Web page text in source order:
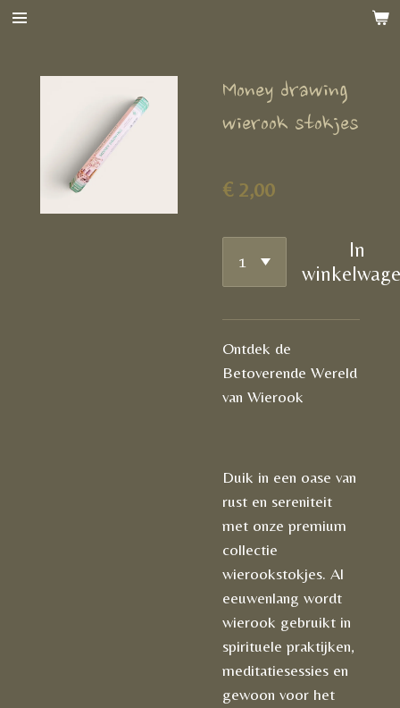
Ga
hoofdinhoud
Money drawing
wierook stokjes
€ 2,00
In
Ontdek de
Betoverende Wereld
van Wierook
Duik in een oase van
rust en sereniteit
met onze premium
collectie
wierookstokjes. Al
eeuwenlang wordt
wierook gebruikt in
spirituele praktijken,
meditatiesessies en
gewoon voor het